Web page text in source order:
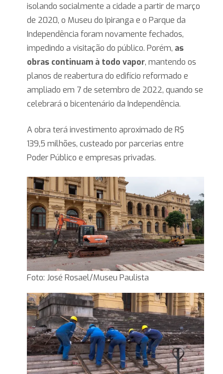
isolando socialmente a cidade a partir de março
de 2020, o Museu do Ipiranga e o Parque da
Independência foram novamente fechados,
impedindo a visitação do público. Porém, as
obras continuam à todo vapor, mantendo os
planos de reabertura do edifício reformado e
ampliado em 7 de setembro de 2022, quando se
celebrará o bicentenário da Independência.
A obra terá investimento aproximado de R$
139,5 milhões, custeado por parcerias entre
Poder Público e empresas privadas.
Foto: José Rosael/Museu Paulista